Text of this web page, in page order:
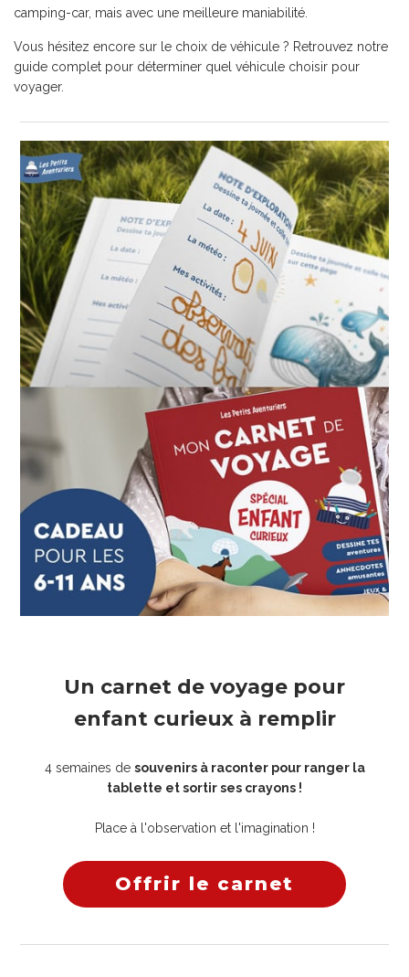
camping-car, mais avec une meilleure maniabilité.
Vous hésitez encore sur le choix de véhicule ? Retrouvez notre
guide complet pour déterminer quel véhicule choisir pour
voyager.
Un carnet de voyage pour
enfant curieux à remplir
4 semaines de souvenirs à raconter pour ranger la
tablette et sortir ses crayons !
Place à l'observation et l'imagination !
Offrir le carnet